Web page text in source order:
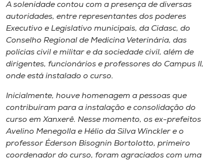
Selecione
o idioma
A solenidade contou com a presença de diversas
autoridades, entre representantes dos poderes
Executivo e Legislativo municipais, da Cidasc, do
Conselho Regional de Medicina Veterinária, das
polícias civil e militar e da sociedade civil, além de
dirigentes, funcionários e professores do Campus II,
onde está instalado o curso.
Inicialmente, houve homenagem a pessoas que
contribuíram para a instalação e consolidação do
curso em Xanxerê. Nesse momento, os ex-prefeitos
Avelino Menegolla e Hélio da Silva Winckler e o
professor Éderson Bisognin Bortolotto, primeiro
coordenador do curso, foram agraciados com uma